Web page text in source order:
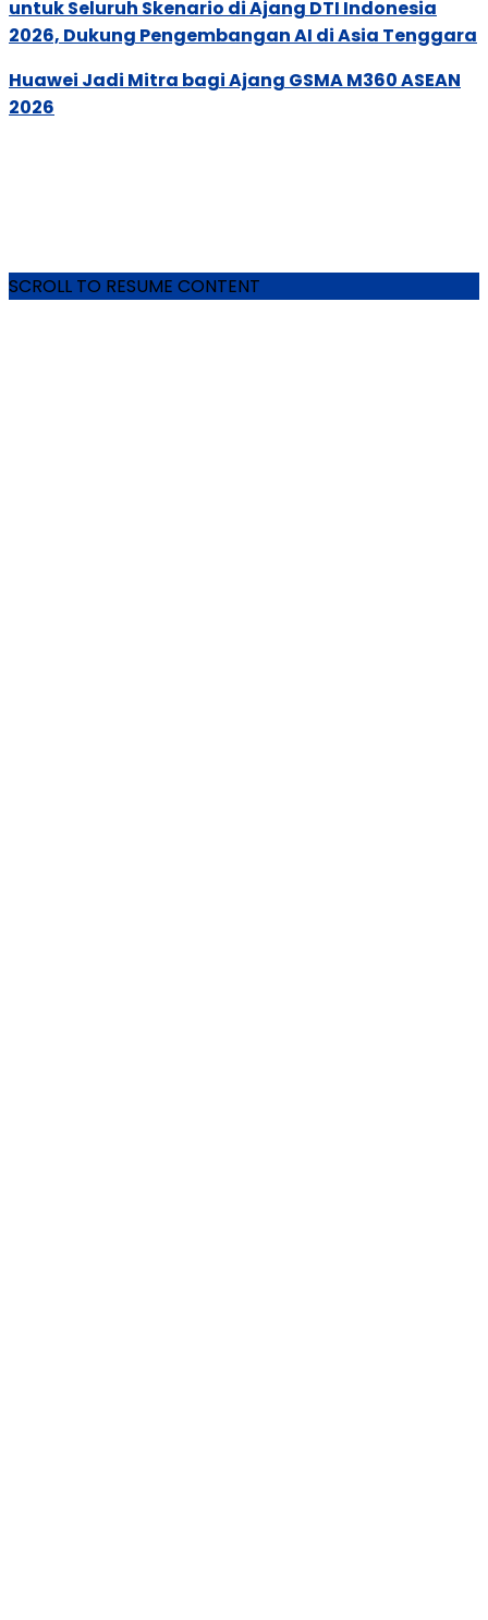
untuk Seluruh Skenario di Ajang DTI Indonesia
2026, Dukung Pengembangan AI di Asia Tenggara
Huawei Jadi Mitra bagi Ajang GSMA M360 ASEAN
2026
SCROLL TO RESUME CONTENT